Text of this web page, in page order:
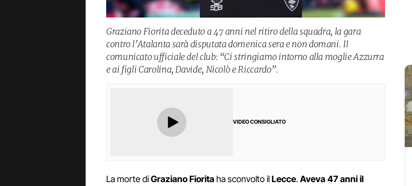
Graziano Fiorita deceduto a 47 anni nel ritiro della squadra, la gara
contro l’Atalanta sarà disputata domenica sera e non domani. Il
comunicato ufficiale del club: “Ci stringiamo intorno alla moglie Azzurra
e ai figli Carolina, Davide, Nicolò e Riccardo”.
VIDEO CONSIGLIATO
La morte diGraziano Fiorita ha sconvolto ilLecce.Aveva 47 anni il